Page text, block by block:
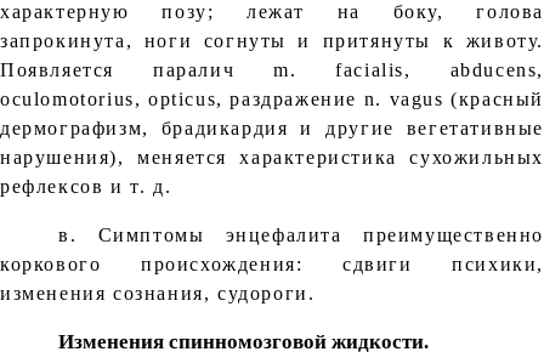
характерную позу; лежат на боку, голова
запрокинута, ноги согнуты и притянуты к животу.
Появляется паралич m. facialis, abducens,
oculomotorius, opticus, раздражение n. vagus (красный
дермографизм, брадикардия и другие вегетативные
нарушения), меняется характеристика сухожильных
рефлексов и т. д.
в. Симптомы энцефалита преимущественно
коркового происхождения: сдвиги психики,
изменения сознания, судороги.
Изменения спинномозговой жидкости.